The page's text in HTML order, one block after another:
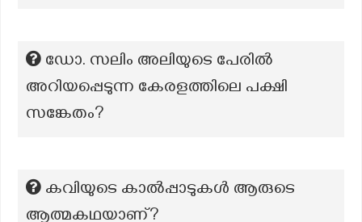
ഡോ. സലിം അലിയുടെ പേരില്‍
അറിയപ്പെടുന്ന കേരളത്തിലെ പക്ഷി
സങ്കേതം?
കവിയുടെ കാൽപ്പാടുകൾ ആരുടെ
ആത്മകഥയാണ്?